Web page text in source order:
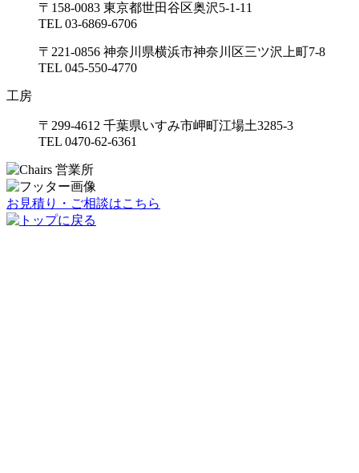
〒158-0083 東京都世田谷区奥沢5-1-11
TEL 03-6869-6706
〒221-0856 神奈川県横浜市神奈川区三ツ沢上町7-8
TEL 045-550-4770
工房
〒299-4612 千葉県いすみ市岬町江場土3285-3
TEL 0470-62-6361
お見積り・ご相談はこちら